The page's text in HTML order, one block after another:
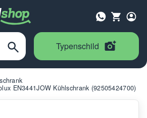
Typenschild
EN3441JOW Kühlschrank (92505424700)